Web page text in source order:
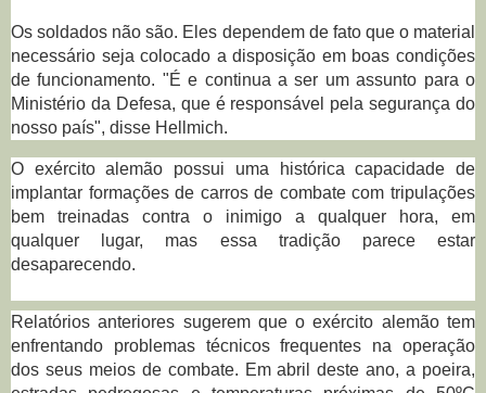
Os soldados não são. Eles dependem de fato que o material
necessário seja colocado a disposição em boas condições
de funcionamento. "É e continua a ser um assunto para o
Ministério da Defesa, que é responsável pela segurança do
nosso país", disse Hellmich.
O exército alemão possui uma histórica capacidade de
implantar formações de carros de combate com tripulações
bem treinadas contra o inimigo a qualquer hora, em
qualquer lugar, mas essa tradição parece estar
desaparecendo.
Relatórios anteriores sugerem que o exército alemão tem
enfrentando problemas técnicos frequentes na operação
dos seus meios de combate. Em abril deste ano, a poeira,